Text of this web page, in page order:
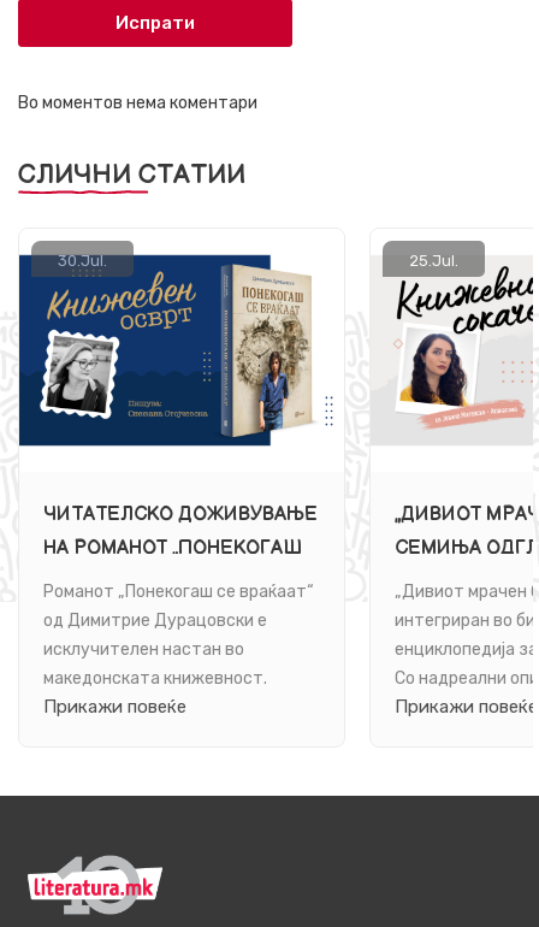
Испрати
Во моментов нема коментари
СЛИЧНИ СТАТИИ
30.Jul.
ЧИТАТЕЛСКО ДОЖИВУВАЊЕ
НА РОМАНОТ „ПОНЕКОГАШ
СЕ ВРАЌААТ“ ОД ДИМИТРИЕ
ДУРАЦОВСКИ ВО ИЗДАНИЕ
НА „АРС ЛАМИНА“
Романот „Понекогаш се враќаат“
од Димитрие Дурацовски е
исклучителен настан во
македонската книжевност.
Прикажи повеќе
25. Jul.
„ДИВИОТ
СЕМИЊА
„Дивиот мрачен
интегриран во
енциклопедија
Со надреални
најчесто се
Прикажи повеќе